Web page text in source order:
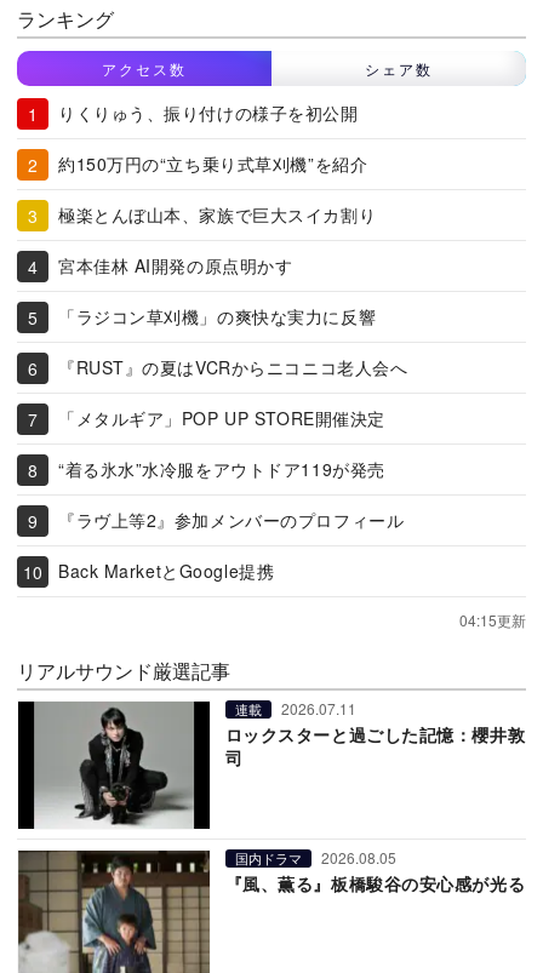
ランキング
アクセス数 シェア数
りくりゅう、振り付けの様子を初公開
約150万円の“立ち乗り式草刈機”を紹介
極楽とんぼ山本、家族で巨大スイカ割り
宮本佳林 AI開発の原点明かす
「ラジコン草刈機」の爽快な実力に反響
『RUST』の夏はVCRからニコニコ老人会へ
「メタルギア」POP UP STORE開催決定
“着る氷水”水冷服をアウトドア119が発売
『ラヴ上等2』参加メンバーのプロフィール
Back MarketとGoogle提携
04:15更新
リアルサウンド厳選記事
連載 2026.07.11
ロックスターと過ごした記憶：櫻井敦
司
国内ドラマ 2026.08.05
『風、薫る』板橋駿谷の安心感が光る